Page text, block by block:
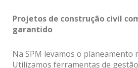
Projetos de construção civil
garantido
Na SPM levamos o planeamento
Utilizamos ferramentas de